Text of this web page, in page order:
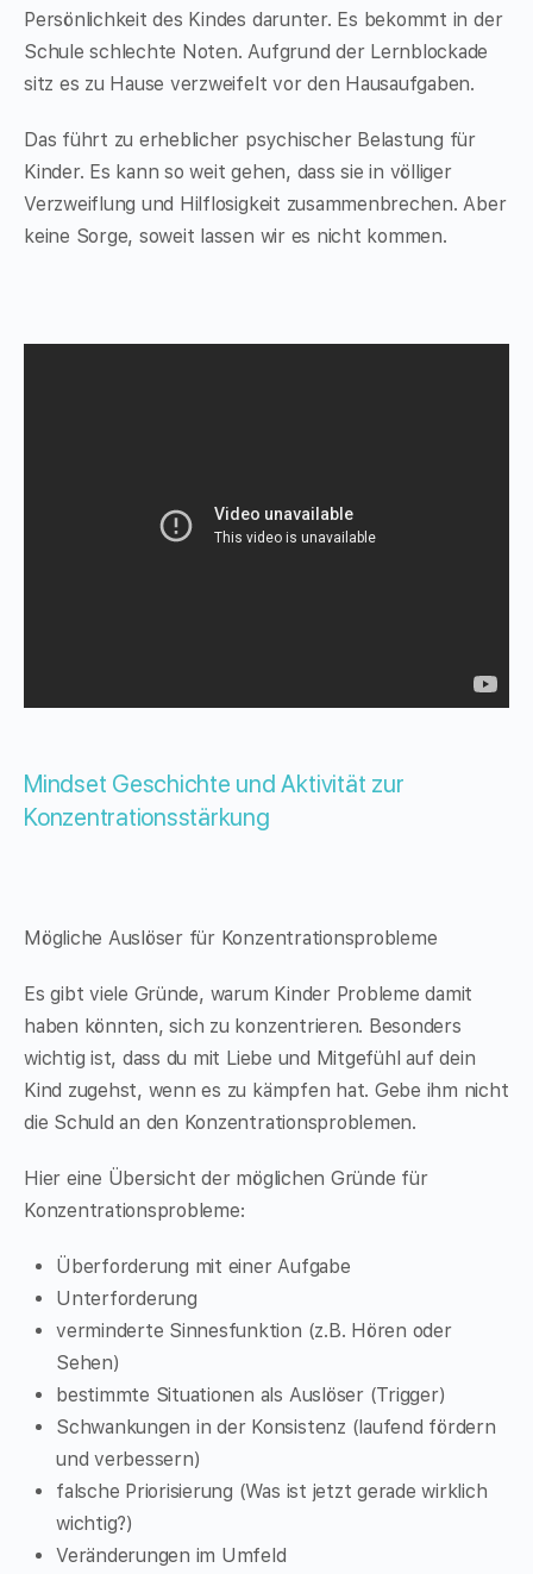
Persönlichkeit des Kindes darunter. Es bekommt in der
Schule schlechte Noten. Aufgrund der Lernblockade
sitz es zu Hause verzweifelt vor den Hausaufgaben.
Das führt zu erheblicher psychischer Belastung für
Kinder. Es kann so weit gehen, dass sie in völliger
Verzweiflung und Hilflosigkeit zusammenbrechen. Aber
keine Sorge, soweit lassen wir es nicht kommen.
Mindset Geschichte und Aktivität zur
Konzentrationsstärkung
Mögliche Auslöser für Konzentrationsprobleme
Es gibt viele Gründe, warum Kinder Probleme damit
haben könnten, sich zu konzentrieren. Besonders
wichtig ist, dass du mit Liebe und Mitgefühl auf dein
Kind zugehst, wenn es zu kämpfen hat. Gebe ihm nicht
die Schuld an den Konzentrationsproblemen.
Hier eine Übersicht der möglichen Gründe für
Konzentrationsprobleme:
Überforderung mit einer Aufgabe
Unterforderung
verminderte Sinnesfunktion (z.B. Hören oder
Sehen)
bestimmte Situationen als Auslöser (Trigger)
Schwankungen in der Konsistenz (laufend fördern
und verbessern)
falsche Priorisierung (Was ist jetzt gerade wirklich
wichtig?)
Veränderungen im Umfeld